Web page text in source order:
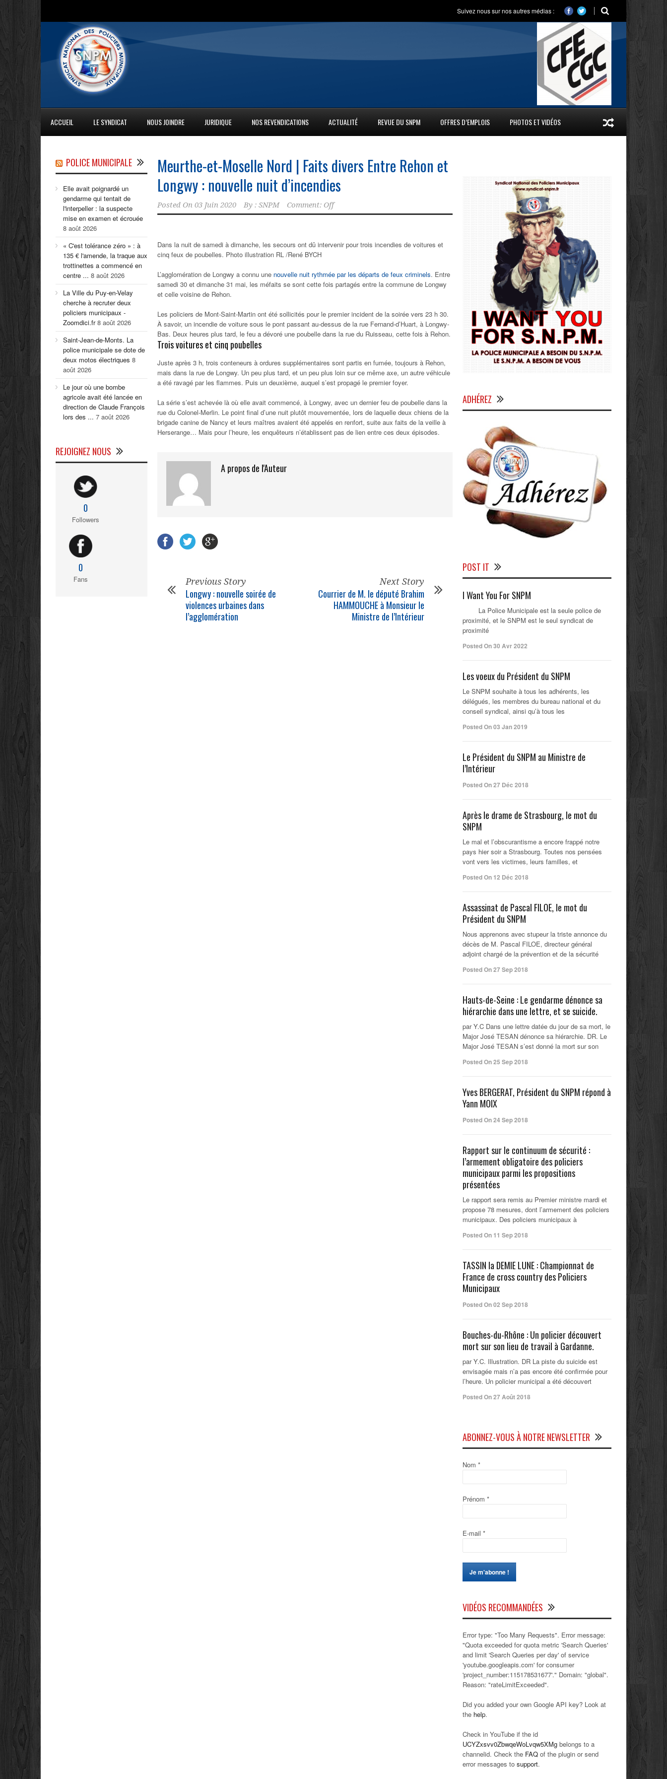
Suivez nous sur nos autres médias :
ACCUEIL LE SYNDICAT NOUS JOINDRE JURIDIQUE NOS REVENDICATIONS ACTUALITÉ REVUE DU SNPM OFFRES D’EMPLOIS PHOTOS ET VIDÉOS
Meurthe-et-Moselle Nord | Faits divers Entre Rehon et
Longwy : nouvelle nuit d’incendies
Posted On 03 Juin 2020 By : SNPM Comment: Off
Dans la nuit de samedi à dimanche, les secours ont dû intervenir pour trois incendies de voitures et
cinq feux de poubelles. Photo illustration RL /René BYCH
L’agglomération de Longwy a connu une nouvelle nuit rythmée par les départs de feux criminels. Entre
samedi 30 et dimanche 31 mai, les méfaits se sont cette fois partagés entre la commune de Longwy
et celle voisine de Rehon.
Les policiers de Mont-Saint-Martin ont été sollicités pour le premier incident de la soirée vers 23 h 30.
À savoir, un incendie de voiture sous le pont passant au-dessus de la rue Fernand-d’Huart, à Longwy-
Bas. Deux heures plus tard, le feu a dévoré une poubelle dans la rue du Ruisseau, cette fois à Rehon.
Trois voitures et cinq poubelles
Juste après 3 h, trois conteneurs à ordures supplémentaires sont partis en fumée, toujours à Rehon,
mais dans la rue de Longwy. Un peu plus tard, et un peu plus loin sur ce même axe, un autre véhicule
a été ravagé par les flammes. Puis un deuxième, auquel s’est propagé le premier foyer.
La série s’est achevée là où elle avait commencé, à Longwy, avec un dernier feu de poubelle dans la
rue du Colonel-Merlin. Le point final d’une nuit plutôt mouvementée, lors de laquelle deux chiens de la
brigade canine de Nancy et leurs maîtres avaient été appelés en renfort, suite aux faits de la veille à
Herserange… Mais pour l’heure, les enquêteurs n’établissent pas de lien entre ces deux épisodes.
A propos de l'Auteur
Previous Story
Longwy : nouvelle soirée de
violences urbaines dans
l’agglomération
Next Story
Courrier de M. le député Brahim
HAMMOUCHE à Monsieur le
Ministre de l’Intérieur
POLICE MUNICIPALE
Elle avait poignardé un
gendarme qui tentait de
l'interpeller : la suspecte
mise en examen et écrouée
8 août 2026
« C'est tolérance zéro » : à
135 € l'amende, la traque aux
trottinettes a commencé en
centre ... 8 août 2026
La Ville du Puy-en-Velay
cherche à recruter deux
policiers municipaux -
Zoomdici.fr 8 août 2026
Saint-Jean-de-Monts. La
police municipale se dote de
deux motos électriques 8
août 2026
Le jour où une bombe
agricole avait été lancée en
direction de Claude François
lors des ... 7 août 2026
REJOIGNEZ NOUS
0
Followers
0
Fans
ADHÉREZ
POST IT
I Want You For SNPM
La Police Municipale est la seule police de
proximité, et le SNPM est le seul syndicat de
proximité
Posted On 30 Avr 2022
Les voeux du Président du SNPM
Le SNPM souhaite à tous les adhérents, les
délégués, les membres du bureau national et du
conseil syndical, ainsi qu’à tous les
Posted On 03 Jan 2019
Le Président du SNPM au Ministre de
l’Intérieur
Posted On 27 Déc 2018
Après le drame de Strasbourg, le mot du
SNPM
Le mal et l’obscurantisme a encore frappé notre
pays hier soir a Strasbourg. Toutes nos pensées
vont vers les victimes, leurs familles, et
Posted On 12 Déc 2018
Assassinat de Pascal FILOE, le mot du
Président du SNPM
Nous apprenons avec stupeur la triste annonce du
décès de M. Pascal FILOE, directeur général
adjoint chargé de la prévention et de la sécurité
Posted On 27 Sep 2018
Hauts-de-Seine : Le gendarme dénonce sa
hiérarchie dans une lettre, et se suicide.
par Y.C Dans une lettre datée du jour de sa mort, le
Major José TESAN dénonce sa hiérarchie. DR. Le
Major José TESAN s’est donné la mort sur son
Posted On 25 Sep 2018
Yves BERGERAT, Président du SNPM répond à
Yann MOIX
Posted On 24 Sep 2018
Rapport sur le continuum de sécurité :
l’armement obligatoire des policiers
municipaux parmi les propositions
présentées
Le rapport sera remis au Premier ministre mardi et
propose 78 mesures, dont l’armement des policiers
municipaux. Des policiers municipaux à
Posted On 11 Sep 2018
TASSIN la DEMIE LUNE : Championnat de
France de cross country des Policiers
Municipaux
Posted On 02 Sep 2018
Bouches-du-Rhône : Un policier découvert
mort sur son lieu de travail à Gardanne.
par Y.C. Illustration. DR La piste du suicide est
envisagée mais n’a pas encore été confirmée pour
l’heure. Un policier municipal a été découvert
Posted On 27 Août 2018
ABONNEZ-VOUS À NOTRE NEWSLETTER
Nom *
Prénom *
E-mail *
VIDÉOS RECOMMANDÉES
Error type: "Too Many Requests". Error message:
"Quota exceeded for quota metric 'Search Queries'
and limit 'Search Queries per day' of service
'youtube.googleapis.com' for consumer
'project_number:115178531677'." Domain: "global".
Reason: "rateLimitExceeded".
Did you added your own Google API key? Look at
the help.
Check in YouTube if the id
UCYZxsvv0ZbwqeWoLvqw5XMg belongs to a
channelid. Check the FAQ of the plugin or send
error messages to support.